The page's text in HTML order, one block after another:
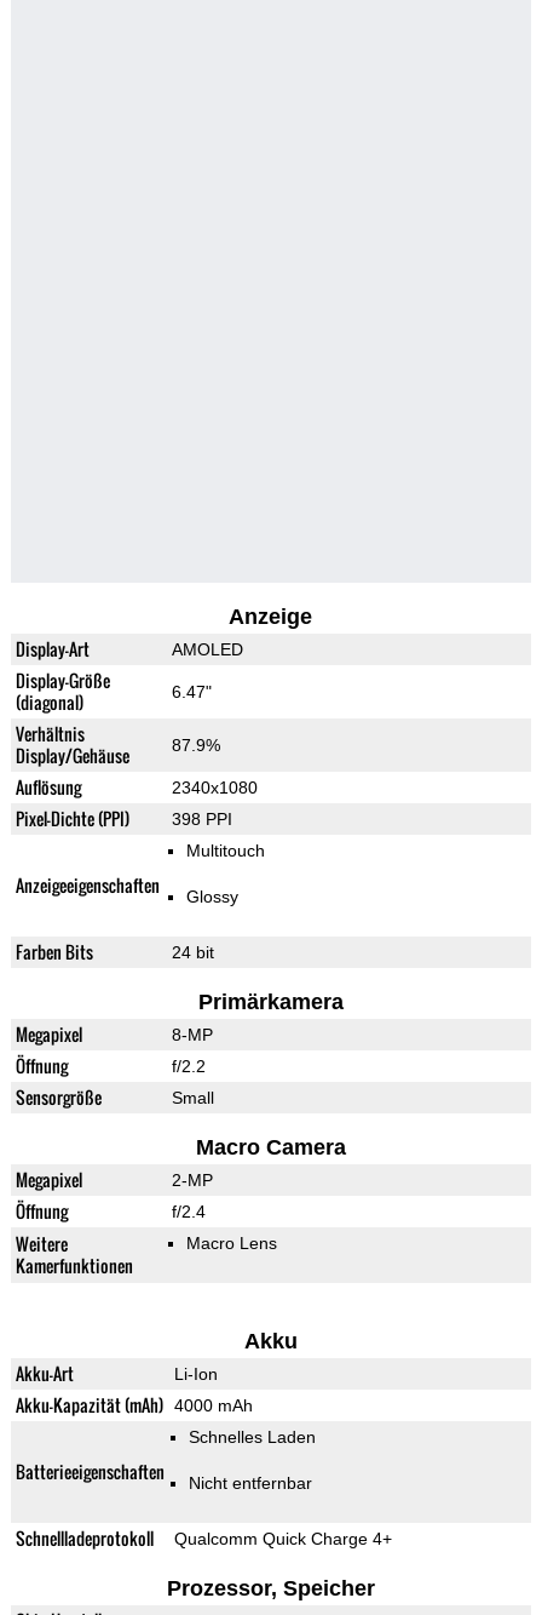
Anzeige
Display-Art AMOLED
Display-Größe
(diagonal)
6.47"
Verhältnis
Display/Gehäuse
87.9%
Auflösung 2340x1080
Pixel-Dichte (PPI) 398 PPI
Anzeigeeigenschaften
Multitouch
Glossy
Farben Bits 24 bit
Primärkamera
Megapixel 8-MP
Öffnung f/2.2
Sensorgröße Small
Macro Camera
Megapixel 2-MP
Öffnung f/2.4
Weitere
Kamerfunktionen
Macro Lens
Akku
Akku-Art Li-Ion
Akku-Kapazität (mAh) 4000 mAh
Batterieeigenschaften
Schnelles Laden
Nicht entfernbar
Schnellladeprotokoll Qualcomm Quick Charge 4+
Prozessor, Speicher